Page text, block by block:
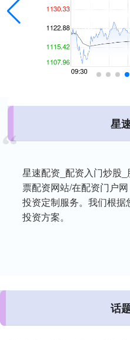
星
星速配资_配资入门炒股
票配资网站/在配资门户
投资定制服务。我们根
投资方案。
话